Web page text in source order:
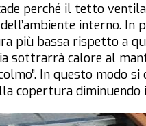
perché il tetto
interno. In
più bassa rispetto a
sottrarrà calore al
colmo”. In questo
copertura diminuendo